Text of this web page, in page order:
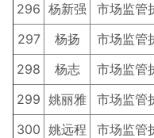
296 杨新强 市场监管
297
杨扬 市场监管
298
杨志 市场监管
299 姚丽雅 市场监管
300 姚远程 市场监管